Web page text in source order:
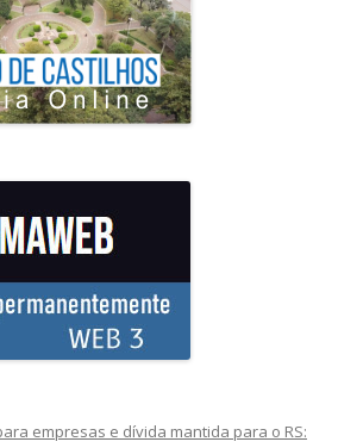
empresas e dívida mantida para o RS: